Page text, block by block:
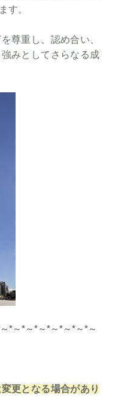
す。
尊重し、認め合い、
みとしてさらなる成
*～*～*～*～*～*～*～
更となる場合があり